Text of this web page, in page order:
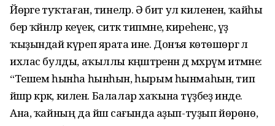
Йөрәге туҡтаған, тинеләр. Ә бит ул киленен, ҡайһы
бер ҡәйнәләр кеүек, ситкә типмәне, киреһенсә, үҙ
ҡыҙындай күреп ярата ине. Донъя көтөшөргә лә
ихлас булды, аҡыллы кәңәштәренән дә мәхрүм итмәне:
“Тешем һынһа һынһын, һырым һынмаһын, тип
йәшәр кәрәк, килен. Балалар хаҡына түҙәбеҙ инде.
Ана, ҡайның да йәш сағында аҙып-туҙып йөрөнө,